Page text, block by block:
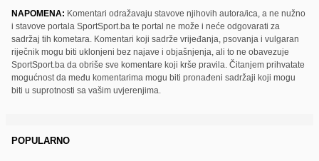
NAPOMENA: Komentari odražavaju stavove njihovih autora/ica, a ne nužno
i stavove portala SportSport.ba te portal ne može i neće odgovarati za
sadržaj tih kometara. Komentari koji sadrže vrijeđanja, psovanja i vulgaran
riječnik mogu biti uklonjeni bez najave i objašnjenja, ali to ne obavezuje
SportSport.ba da obriše sve komentare koji krše pravila. Čitanjem prihvatate
mogućnost da među komentarima mogu biti pronađeni sadržaji koji mogu
biti u suprotnosti sa vašim uvjerenjima.
POPULARNO